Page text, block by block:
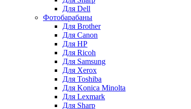
Для Dell
Фотобарабаны
Для Brother
Для Canon
Для HP
Для Ricoh
Для Samsung
Для Xerox
Для Toshiba
Для Konica Minolta
Для Lexmark
Для Sharp